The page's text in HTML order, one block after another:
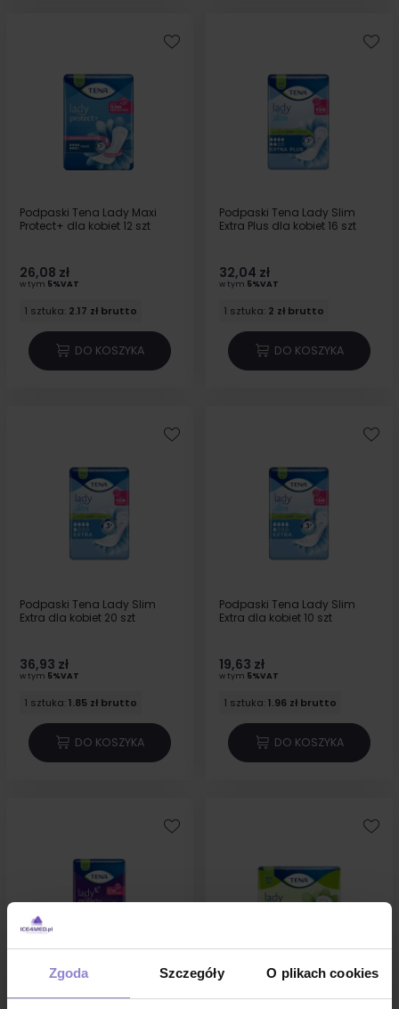
Zgoda Szczegóły O plikach cookies
Podpaski Tena Lady Maxi
Protect+ dla kobiet 12 szt
26,08 zł
w tym 5%VAT
1 sztuka: 2.17 zł brutto
DO KOSZYKA
Podpaski Tena Lady Slim
Extra Plus dla kobiet 16 szt
32,04 zł
w tym 5%VAT
1 sztuka: 2 zł brutto
DO KOSZYKA
Podpaski Tena Lady Slim
Extra dla kobiet 20 szt
36,93 zł
w tym 5%VAT
1 sztuka:1.85 zł brutto
DO KOSZYKA
Podpaski Tena Lady Slim
Extra dla kobiet 10 szt
19,63 zł
w tym 5%VAT
1 sztuka:1.96 zł brutto
DO KOSZYKA
Podpaski na noc Tena Lady
Podpaski Tena Lady Normal